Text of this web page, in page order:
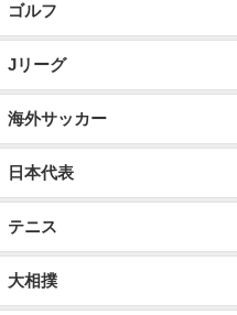
ゴルフ
Jリーグ
海外サッカー
日本代表
テニス
大相撲